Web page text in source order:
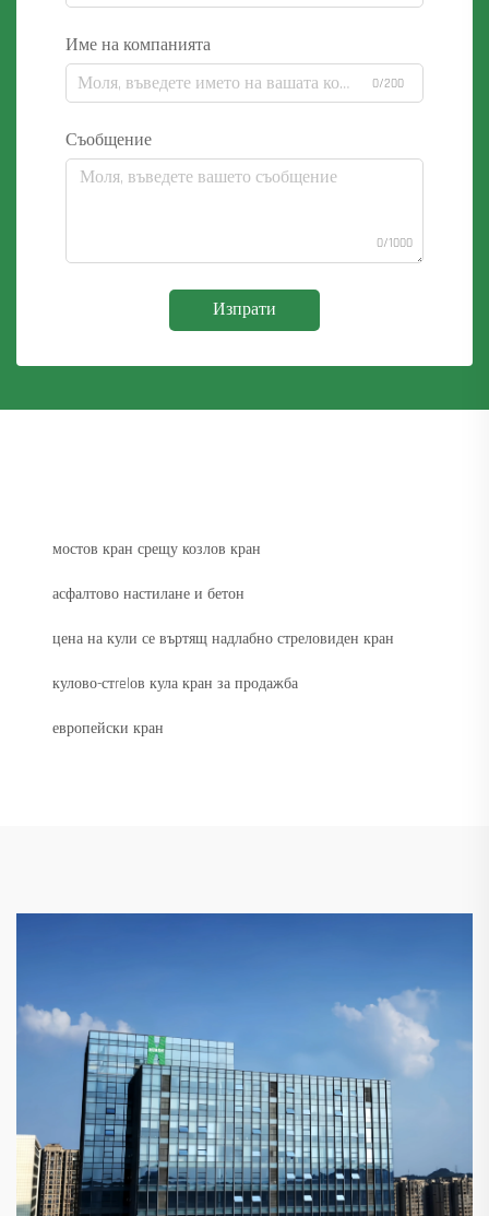
Име на компанията
0/200
Съобщение
0/1000
Изпрати
мостов кран срещу козлов кран
асфалтово настилане и бетон
цена на кули се въртящ надлабно стреловиден кран
кулово-стrelов кула кран за продажба
европейски кран